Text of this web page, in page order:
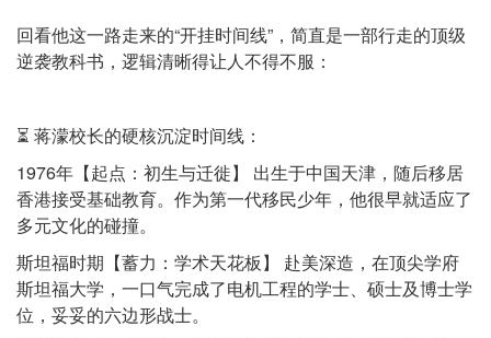
回看他这一路走来的“开挂时间线”，简直是一部行走的顶级
逆袭教科书，逻辑清晰得让人不得不服：
⏳ 蒋濛校长的硬核沉淀时间线：
1976年【起点：初生与迁徙】 出生于中国天津，随后移居
香港接受基础教育。作为第一代移民少年，他很早就适应了
多元文化的碰撞。
斯坦福时期【蓄力：学术天花板】 赴美深造，在顶尖学府
斯坦福大学，一口气完成了电机工程的学士、硕士及博士学
位，妥妥的六边形战士。